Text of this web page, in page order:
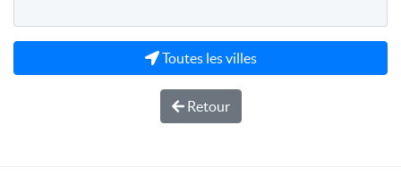
Toutes les villes
Retour